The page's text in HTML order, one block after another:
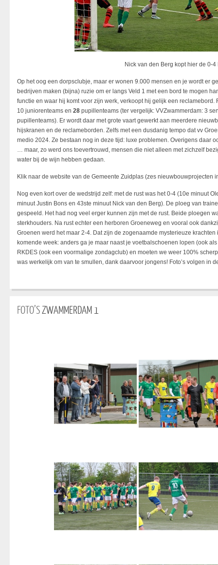
Nick van den Berg kopt hier de 0-4
Op het oog een dorpsclubje, maar er wonen 9.000 mensen en je wordt er
bedrijven maken (bijna) ruzie om er langs Veld 1 met een bord te mogen
functie en waar hij komt voor zijn werk, verkoopt hij gelijk een reclamebord.
10 juniorenteams en 28 pupillenteams (ter vergelijk: VVZwammerdam: 3
pupillenteams). Er wordt daar met grote vaart gewerkt aan meerdere
hijskranen en de reclameborden. Zelfs met een dusdanig tempo dat vv
medio 2024. Ze bestaan nog in deze tijd: luxe problemen. Overigens daar
… maar, zo werd ons toevertrouwd, mensen die niet alleen met zichzelf
water bij de wijn hebben gedaan.
Klik naar de website van de Gemeente Zuidplas (zes nieuwbouwprojecten
Nog even kort over de wedstrijd zelf: met de rust was het 0-4 (10e minuut
minuut Justin Bons en 43ste minuut Nick van den Berg). De ploeg van
gespeeld. Het had nog veel erger kunnen zijn met de rust. Beide ploegen
sterkhouders. Na rust echter een herboren Groeneweg en vooral ook
Groenen werd het maar 2-4. Dat zijn de zogenaamde mysterieuze
komende week: anders ga je maar naast je voetbalschoenen lopen (ook
RKDES (ook een voormalige zondagclub) en moeten we weer 100%
was werkelijk om van te smullen, dank daarvoor jongens! Foto’s volgen in
FOTO’SZWAMMERDAM 1